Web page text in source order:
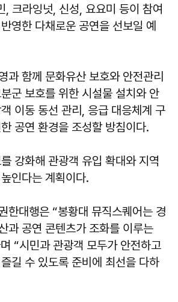
크라잉넛, 신성, 요요미 등이 참여
영한 다채로운 공연을 선보일 예
과 함께 문화유산 보호와 안전관리
군 보호를 위한 시설물 설치와 안
이동 동선 관리, 응급 대응체계 구
공연 환경을 조성할 방침이다.
강화해 관광객 유입 확대와 지역
인다는 계획이다.
한대행은 “봉황대 뮤직스퀘어는 경
과 공연 콘텐츠가 조화를 이루는
“시민과 관광객 모두가 안전하고
길 수 있도록 준비에 최선을 다하